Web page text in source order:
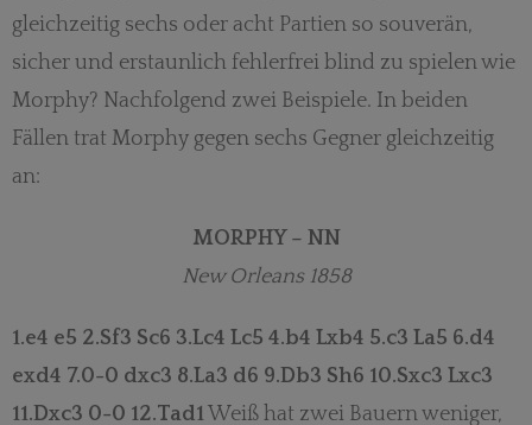
gleichzeitig sechs oder acht Partien so souverän,
sicher und erstaunlich fehlerfrei blind zu spielen wie
Morphy? Nachfolgend zwei Beispiele. In beiden
Fällen trat Morphy gegen sechs Gegner gleichzeitig
an:
MORPHY – NN
New Orleans 1858
1.e4 e5 2.Sf3 Sc6 3.Lc4 Lc5 4.b4 Lxb4 5.c3 La5 6.d4
exd4 7.0-0 dxc3 8.La3 d6 9.Db3 Sh6 10.Sxc3 Lxc3
11.Dxc3 0-0 12.Tad1Weiß hat zwei Bauern weniger,